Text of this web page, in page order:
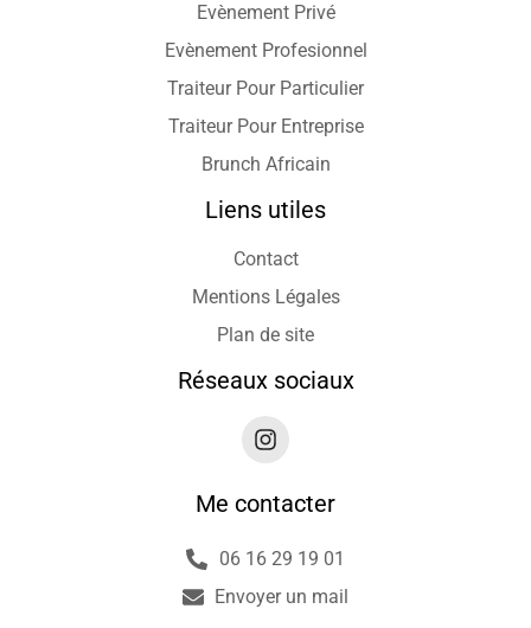
Evènement Privé
Evènement Profesionnel
Traiteur Pour Particulier
Traiteur Pour Entreprise
Brunch Africain
Liens utiles
Contact
Mentions Légales
Plan de site
Réseaux sociaux
Me contacter
06 16 29 19 01
Envoyer un mail